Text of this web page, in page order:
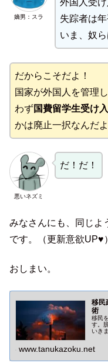
嫡男：スラ
外国人受
失踪者は
いま、奴
だからこそだよ！
国家が外国人を管理
わず国費留学生受け
かは廃止一択なんだよ
悪いネズミ
だ！だ！
みなさんにも、同じよ
です。（更新意欲UP♥）
おしまい。
移民
術
移民
す。
いき
www.tanukazoku.net